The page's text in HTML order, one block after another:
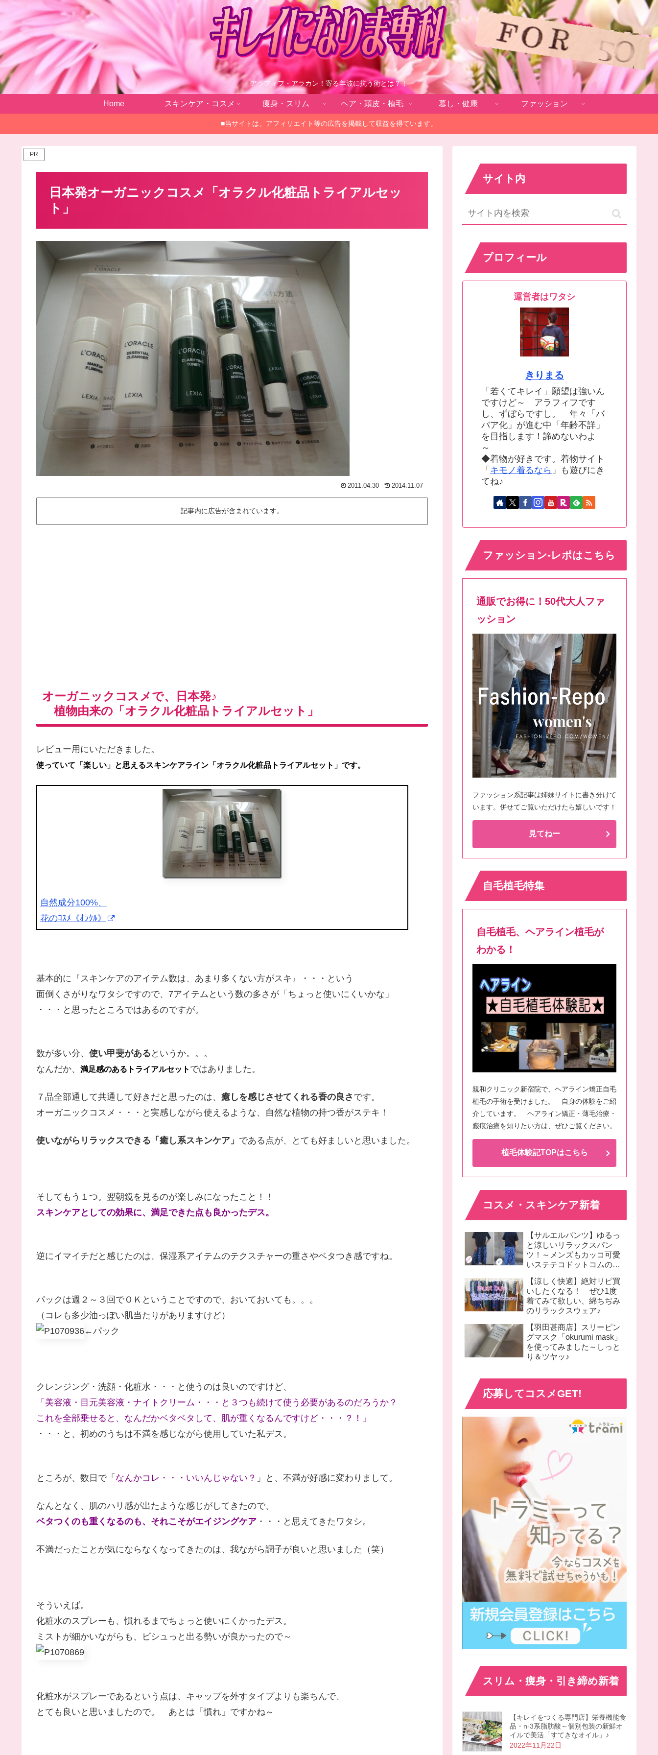
アラフィフ・アラカン！寄る年波に抗う術とは？！
Home スキンケア・コスメ 痩身・スリム ヘア・頭皮・植毛 暮し・健康 ファッション
■当サイトは、アフィリエイト等の広告を掲載して収益を得ています。
PR
日本発オーガニックコスメ「オラクル化粧品トライアルセッ
ト」
2011.04.30 2014.11.07
記事内に広告が含まれています。
オーガニックコスメで、日本発♪
植物由来の「オラクル化粧品トライアルセット」
レビュー用にいただきました。
使っていて「楽しい」と思えるスキンケアライン「オラクル化粧品トライアルセット」です。
自然成分100%、
花のｺｽﾒ《ｵﾗｸﾙ》
基本的に『スキンケアのアイテム数は、あまり多くない方がスキ』・・・という
面倒くさがりなワタシですので、7アイテムという数の多さが「ちょっと使いにくいかな」
・・・と思ったところではあるのですが。
数が多い分、 使い甲斐がある というか。。。
なんだか、 満足感のあるトライアルセット ではありました。
７品全部通して共通して好きだと思ったのは、 癒しを感じさせてくれる香の良さ です。
オーガニックコスメ・・・と実感しながら使えるような、自然な植物の持つ香がステキ！
使いながらリラックスできる「癒し系スキンケア」 である点が、とても好ましいと思いました。
そしてもう１つ。翌朝鏡を見るのが楽しみになったこと！！
スキンケアとしての効果に、満足できた点も良かったデス。
逆にイマイチだと感じたのは、保湿系アイテムのテクスチャーの重さやベタつき感ですね。
パックは週２～３回でＯＫということですので、おいておいても。。。
（コレも多少油っぽい肌当たりがありますけど）
←パック
クレンジング・洗顔・化粧水・・・と使うのは良いのですけど、
「美容液・目元美容液・ナイトクリーム・・・と３つも続けて使う必要があるのだろうか？
これを全部乗せると、なんだかベタベタして、肌が重くなるんですけど・・・？！」
・・・と、初めのうちは不満を感じながら使用していた私デス。
ところが、数日で「 なんかコレ・・・いいんじゃない？ 」と、不満が好感に変わりまして。
なんとなく、肌のハリ感が出たような感じがしてきたので、
ベタつくのも重くなるのも、それこそがエイジングケア ・・・と思えてきたワタシ。
不満だったことが気にならなくなってきたのは、我ながら調子が良いと思いました（笑）
そういえば。
化粧水のスプレーも、慣れるまでちょっと使いにくかったデス。
ミストが細かいながらも、ビシュっと出る勢いが良かったので～
化粧水がスプレーであるという点は、キャップを外すタイプよりも楽ちんで、
とても良いと思いましたので。 あとは「慣れ」ですかね～
サイト内
プロフィール
運営者はワタシ
きりまる
「若くてキレイ」願望は強いん
ですけど～ アラフィフです
し、ずぼらですし。 年々「バ
バア化」が進む中「年齢不詳」
を目指します！諦めないわよ
～
◆着物が好きです。着物サイト
「 キモノ着るなら 」も遊びにき
てね♪
ファッション-レポはこちら
通販でお得に！50代大人ファ
ッション
ファッション系記事は姉妹サイトに書き分けて
います。併せてご覧いただけたら嬉しいです！
見てねー
自毛植毛特集
自毛植毛、ヘアライン植毛が
わかる！
親和クリニック新宿院で、ヘアライン矯正自毛
植毛の手術を受けました。 自身の体験をご紹
介しています。 ヘアライン矯正・薄毛治療・
瘢痕治療を知りたい方は、ぜひご覧ください。
植毛体験記TOPはこちら
コスメ・スキンケア新着
【サルエルパンツ】ゆるっ
と涼しいリラックスパン
ツ！～メンズもカッコ可愛
いステテコドットコムのモ
【涼しく快適】絶対リピ買
いしたくなる！ ぜひ1度
着てみて欲しい、綿ちぢみ
のリラックスウェア♪
【羽田甚商店】スリーピン
グマスク「okurumi mask」
を使ってみました～しっと
り＆ツヤッ♪
応募してコスメGET!
スリム・痩身・引き締め新着
【キレイをつくる専門店】栄養機能食
品・n-3系脂肪酸～個別包装の新鮮オ
イルで美活「すてきなオイル」♪
2022年11月22日